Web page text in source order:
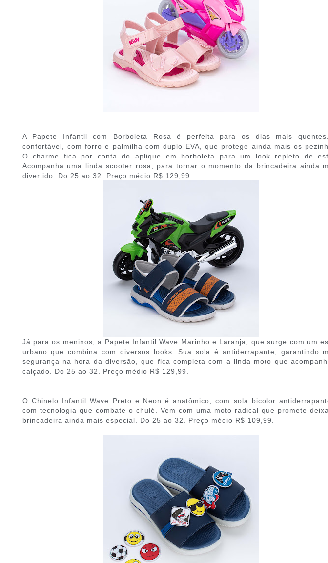
A Papete Infantil com Borboleta Rosa é perfeita para os dias mais
confortável, com forro e palmilha com duplo EVA, que protege ainda mais os
O charme fica por conta do aplique em borboleta para um look repleto de
Acompanha uma linda scooter rosa, para tornar o momento da brincadeira ainda
divertido. Do 25 ao 32. Preço médio R$ 129,99.
Já para os meninos, a Papete Infantil Wave Marinho e Laranja, que surge com um
urbano que combina com diversos looks. Sua sola é antiderrapante, garantindo
segurança na hora da diversão, que fica completa com a linda moto que
calçado. Do 25 ao 32. Preço médio R$ 129,99.
O Chinelo Infantil Wave Preto e Neon é anatômico, com sola bicolor
com tecnologia que combate o chulé. Vem com uma moto radical que promete
brincadeira ainda mais especial. Do 25 ao 32. Preço médio R$ 109,99.